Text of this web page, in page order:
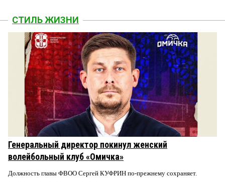
СТИЛЬ ЖИЗНИ
Генеральный директор покинул женский
волейбольный клуб «Омичка»
Должность главы ФВОО Сергей КУФРИН по-прежнему сохраняет.